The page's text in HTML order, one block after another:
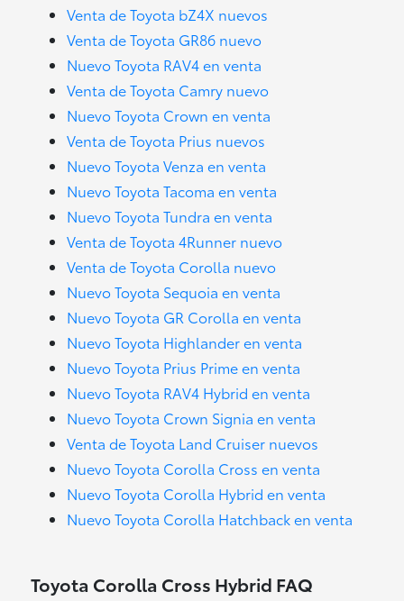
Venta de Toyota bZ4X nuevos
Venta de Toyota GR86 nuevo
Nuevo Toyota RAV4 en venta
Venta de Toyota Camry nuevo
Nuevo Toyota Crown en venta
Venta de Toyota Prius nuevos
Nuevo Toyota Venza en venta
Nuevo Toyota Tacoma en venta
Nuevo Toyota Tundra en venta
Venta de Toyota 4Runner nuevo
Venta de Toyota Corolla nuevo
Nuevo Toyota Sequoia en venta
Nuevo Toyota GR Corolla en venta
Nuevo Toyota Highlander en venta
Nuevo Toyota Prius Prime en venta
Nuevo Toyota RAV4 Hybrid en venta
Nuevo Toyota Crown Signia en venta
Venta de Toyota Land Cruiser nuevos
Nuevo Toyota Corolla Cross en venta
Nuevo Toyota Corolla Hybrid en venta
Nuevo Toyota Corolla Hatchback en venta
Toyota Corolla Cross Hybrid FAQ